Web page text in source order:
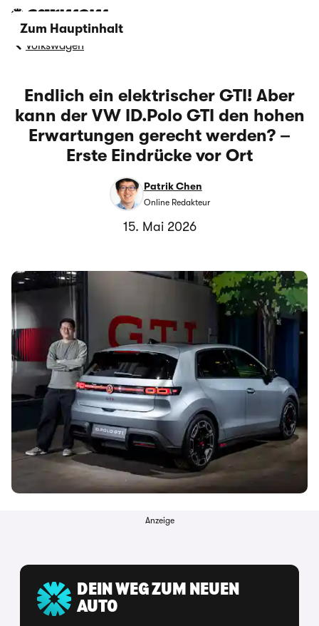
Zum Hauptinhalt
Volkswagen
Endlich ein elektrischer GTI! Aber
kann der VW ID.Polo GTI den hohen
Erwartungen gerecht werden? –
Erste Eindrücke vor Ort
Patrik Chen
Online Redakteur
15. Mai 2026
Anzeige
DEIN WEG ZUM NEUEN
AUTO